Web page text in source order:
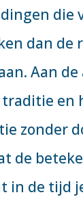
die
dan de
Aan
traditie
zonder
de
de tijd